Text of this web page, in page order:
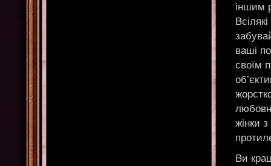
іншим
ваші
своїм
жінки
Ви